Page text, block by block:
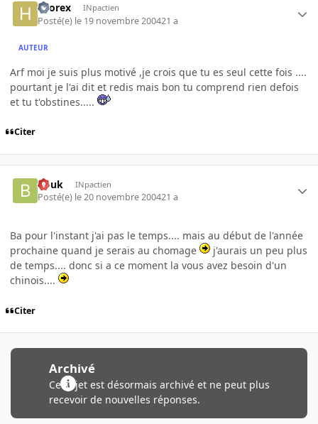
hcorex INpactien
Posté(e) le 19 novembre 200421 a
AUTEUR
Arf moi je suis plus motivé ,je crois que tu es seul cette fois ....
pourtant je l'ai dit et redis mais bon tu comprend rien defois
et tu t'obstines.....
Citer
bouk INpactien
Posté(e) le 20 novembre 200421 a
Ba pour l'instant j'ai pas le temps.... mais au début de l'année
prochaine quand je serais au chomage
j'aurais un peu plus
de temps.... donc si a ce moment la vous avez besoin d'un
chinois....
Citer
Archivé
Ce sujet est désormais archivé et ne peut plus
recevoir de nouvelles réponses.